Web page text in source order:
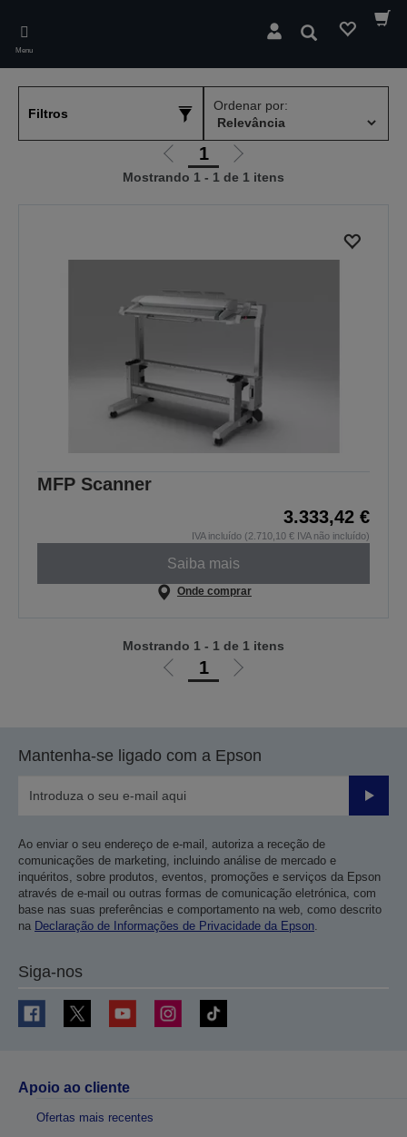
main
content
Menu
Pesquisar
Filtros
Ordenar por:
Ir
para
1
Ir
para
Mostrando 1 - 1 de 1 itens
MFP Scanner
3.333,42 €
IVA incluído (2.710,10 € IVA não incluído)
Saiba mais
Onde comprar
Ir
anterior
1
Ir
página
Mostrando 1 - 1 de 1 itens
Mantenha-se ligado com a Epson
Enviar
Ao enviar o seu endereço de e-mail, autoriza a receção de
comunicações de marketing, incluindo análise de mercado e
inquéritos, sobre produtos, eventos, promoções e serviços da Epson
através de e-mail ou outras formas de comunicação eletrónica, com
base nas suas preferências e comportamento na web, como descrito
na Declaração de Informações de Privacidade da Epson.
Siga-nos
Apoio ao cliente
Ofertas mais recentes